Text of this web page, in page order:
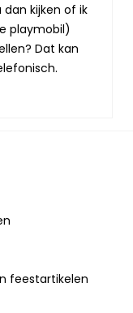
kijken of ik
playmobil)
Dat kan
feestartikelen